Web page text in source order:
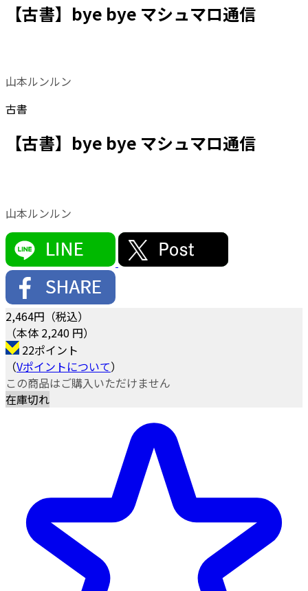
【古書】bye bye マシュマロ通信
山本ルンルン
古書
【古書】bye bye マシュマロ通信
山本ルンルン
2,464円（税込）
（本体 2,240 円）
22ポイント
（Vポイントについて）
この商品はご購入いただけません
在庫切れ